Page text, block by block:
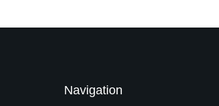
Navigation